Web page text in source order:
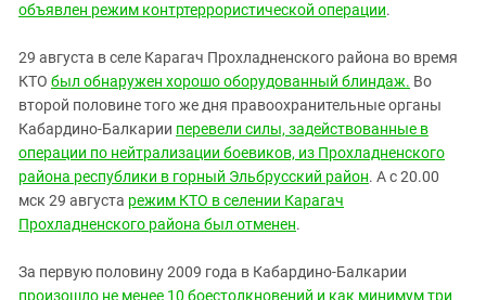
объявлен режим контртеррористической операции.
29 августа в селе Карагач Прохладненского района во время
КТО был обнаружен хорошо оборудованный блиндаж. Во
второй половине того же дня правоохранительные органы
Кабардино-Балкарии перевели силы, задействованные в
операции по нейтрализации боевиков, из Прохладненского
района республики в горный Эльбрусский район. А с 20.00
мск 29 августа режим КТО в селении Карагач
Прохладненского района был отменен.
За первую половину 2009 года в Кабардино-Балкарии
произошло не менее 10 боестолкновений и как минимум три